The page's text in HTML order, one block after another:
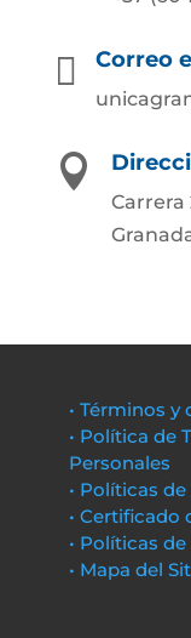
 Correo

Carrera
• Términos
• Política de
Personales
• Políticas
• Certificado
• Políticas
• Mapa del